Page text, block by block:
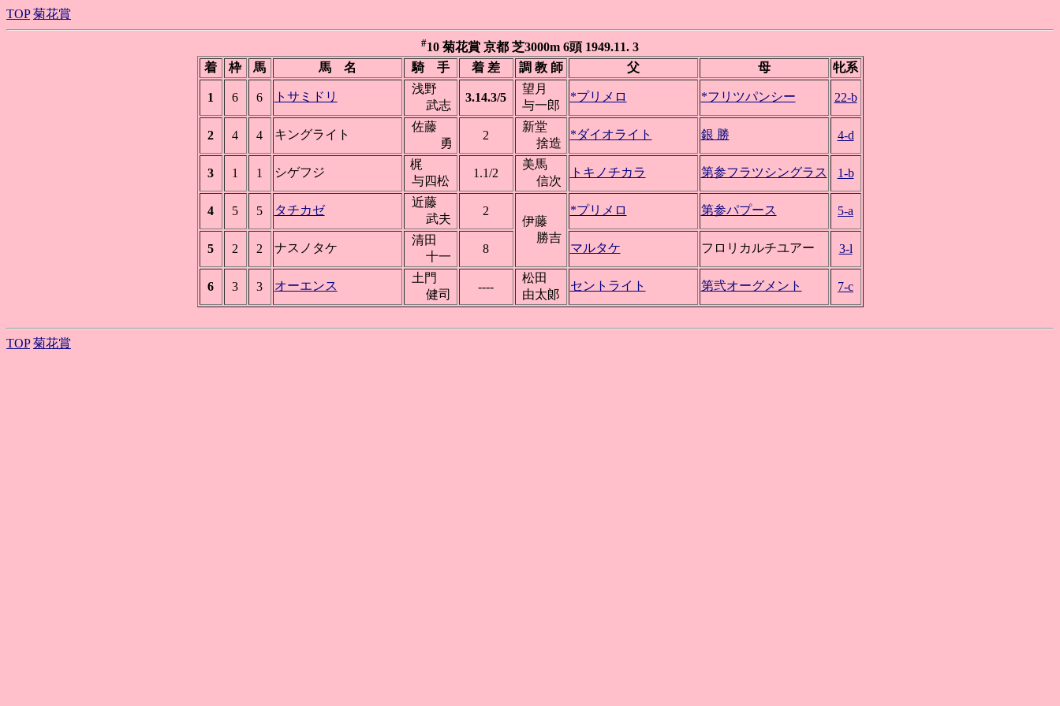
TOP 菊花賞
#10 菊花賞 京都 芝3000m 6頭 1949.11. 3
着
枠 馬 馬 名 騎 手 着 差 調 教 師 父 母 牝系
1 6 6 トサミドリ
浅野
武志
3.14.3/5
望月
与一郎
*プリメロ *フリツパンシー 22-b
2 4 4 キングライト
佐藤
勇
2
新堂
捨造
*ダイオライト 銀 勝 4-d
3 1 1 シゲフジ
梶
与四松
1.1/2
美馬
信次
トキノチカラ 第参フラツシングラス 1-b
4 5 5 タチカゼ
近藤
武夫
2
伊藤
勝吉
*プリメロ 第参パプース 5-a
5 2 2 ナスノタケ
清田
十一
8 マルタケ フロリカルチユアー 3-l
6 3 3 オーエンス
土門
健司
----
松田
由太郞
セントライト 第弐オーグメント 7-c
TOP 菊花賞